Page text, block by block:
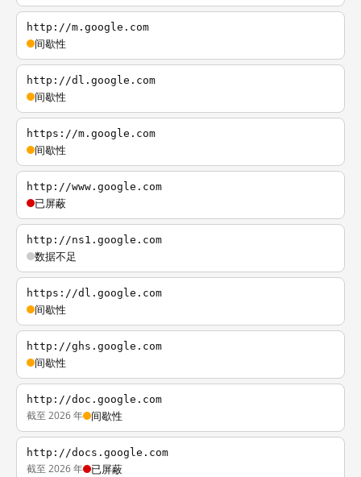
http://m.google.com
间歇性
http://dl.google.com
间歇性
https://m.google.com
间歇性
http://www.google.com
已屏蔽
http://ns1.google.com
数据不足
https://dl.google.com
间歇性
http://ghs.google.com
间歇性
http://doc.google.com
截至 2026 年 间歇性
http://docs.google.com
截至 2026 年 已屏蔽